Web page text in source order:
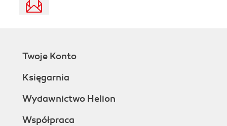
Twoje Konto
Księgarnia
Wydawnictwo Helion
Współpraca